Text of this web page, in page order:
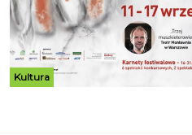
Kultura
Ala za BTD -
Od 11 do